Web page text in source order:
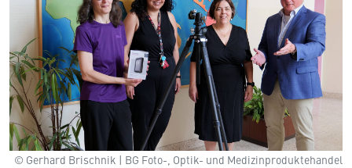
© Gerhard Brischnik | BG Foto-, Optik- und Medizinproduktehandel